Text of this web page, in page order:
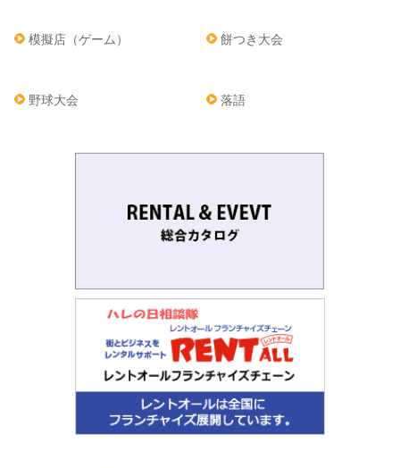
模擬店（ゲーム） 餅つき大会
野球大会 落語